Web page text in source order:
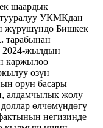
шаардык
УКМКдан
жүрүшүндө Бишкек
тарабынан
2024-жылдын
каржылоо
өзүн
орун басары
алдамчылык жолу
өлчөмүндөгү
негизинде